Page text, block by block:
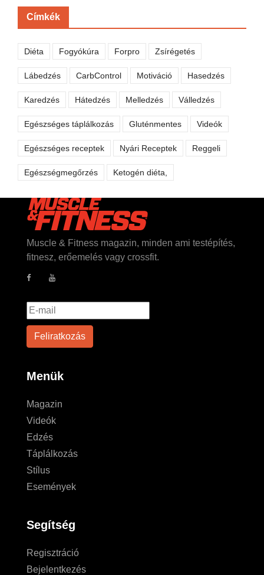
Címkék
Diéta Fogyókúra Forpro Zsírégetés
Lábedzés CarbControl Motiváció Hasedzés
Karedzés Hátedzés Melledzés Válledzés
Egészséges táplálkozás Gluténmentes Videók
Egészséges receptek Nyári Receptek Reggeli
Egészségmegőrzés Ketogén diéta,
Muscle & Fitness magazin, minden ami testépítés,
fitnesz, erőemelés vagy crossfit.
Menük
Magazin
Videók
Edzés
Táplálkozás
Stílus
Események
Segítség
Regisztráció
Bejelentkezés